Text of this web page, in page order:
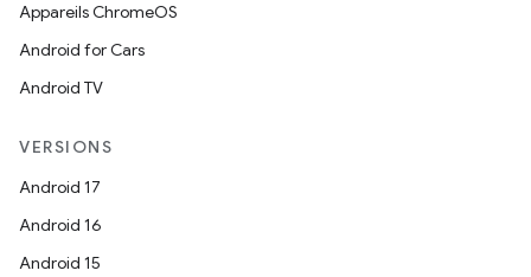
Appareils ChromeOS
Android for Cars
Android TV
VERSIONS
Android 17
Android 16
Android 15